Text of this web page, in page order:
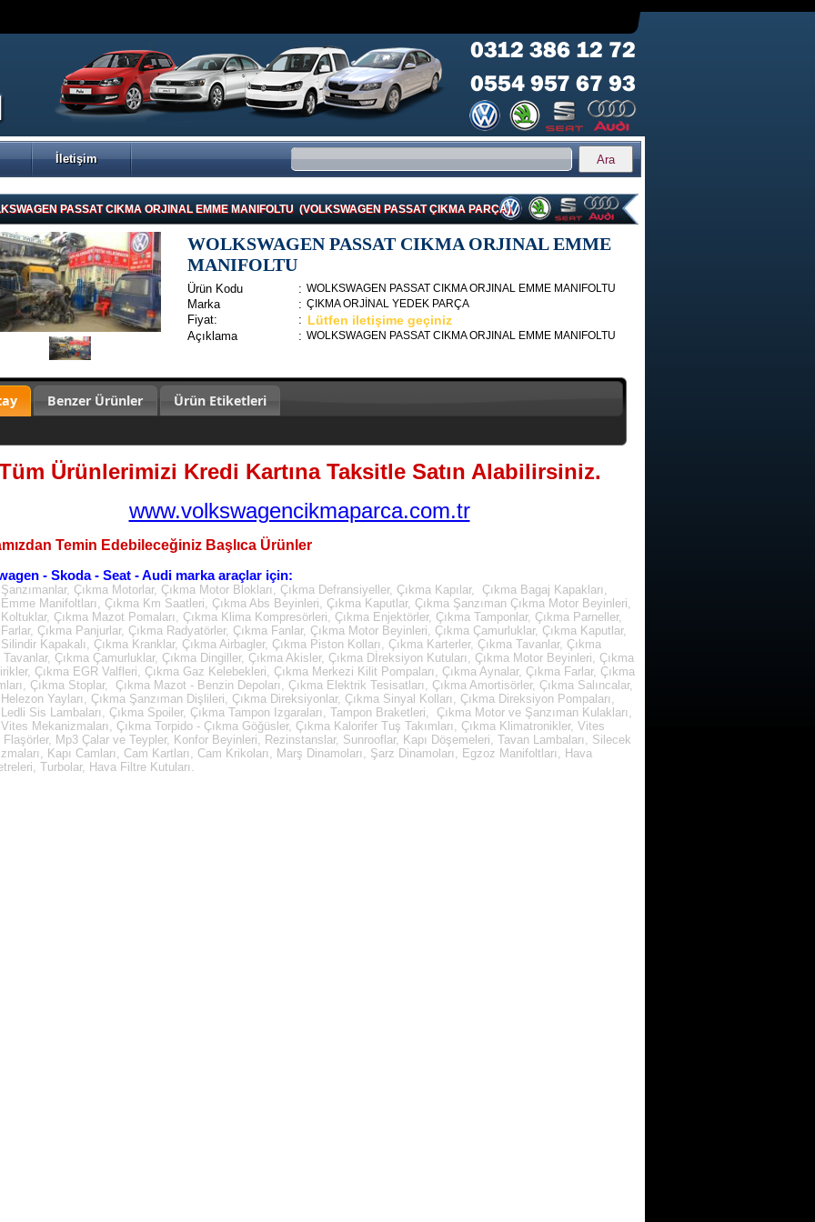
İletişim
PASSAT CIKMA ORJINAL EMME MANIFOLTU (VOLKSWAGEN PASSAT ÇIKMA PARÇA)
WOLKSWAGEN PASSAT CIKMA ORJINAL EMME
MANIFOLTU
Ürün Kodu : WOLKSWAGEN PASSAT CIKMA ORJINAL EMME MANIFOLTU
Marka : ÇIKMA ORJİNAL YEDEK PARÇA
Fiyat: : Lütfen iletişime geçiniz
Açıklama : WOLKSWAGEN PASSAT CIKMA ORJINAL EMME MANIFOLTU
Benzer Ürünler Ürün Etiketleri
Ürünlerimizi Kredi Kartına Taksitle Satın Alabilirsiniz.
www.volkswagencikmaparca.com.tr
Temin Edebileceğiniz Başlıca Ürünler
- Skoda - Seat - Audi marka araçlar için:
Çıkma Motorlar, Çıkma Motor Blokları, Çıkma Defransiyeller, Çıkma Kapılar, Çıkma Bagaj Kapakları,
Emme Manifoltları, Çıkma Km Saatleri, Çıkma Abs Beyinleri, Çıkma Kaputlar, Çıkma Şanzıman Çıkma Motor Beyinleri,
Koltuklar, Çıkma Mazot Pomaları, Çıkma Klima Kompresörleri, Çıkma Enjektörler, Çıkma Tamponlar, Çıkma Parneller,
Farlar, Çıkma Panjurlar, Çıkma Radyatörler, Çıkma Fanlar, Çıkma Motor Beyinleri, Çıkma Çamurluklar, Çıkma Kaputlar,
Kapakalı, Çıkma Kranklar, Çıkma Airbagler, Çıkma Piston Kolları, Çıkma Karterler, Çıkma Tavanlar, Çıkma
Tavanlar, Çıkma Çamurluklar, Çıkma Dingiller, Çıkma Akisler, Çıkma Dİreksiyon Kutuları, Çıkma Motor Beyinleri, Çıkma
Çıkma EGR Valfleri, Çıkma Gaz Kelebekleri, Çıkma Merkezi Kilit Pompaları, Çıkma Aynalar, Çıkma Farlar, Çıkma
Çıkma Stoplar, Çıkma Mazot - Benzin Depoları, Çıkma Elektrik Tesisatları, Çıkma Amortisörler, Çıkma Salıncalar,
Helezon Yayları, Çıkma Şanzıman Dişlileri, Çıkma Direksiyonlar, Çıkma Sinyal Kolları, Çıkma Direksiyon Pompaları,
Ledli Sis Lambaları, Çıkma Spoiler, Çıkma Tampon Izgaraları, Tampon Braketleri, Çıkma Motor ve Şanzıman Kulakları,
Vites Mekanizmaları, Çıkma Torpido - Çıkma Göğüsler, Çıkma Kalorifer Tuş Takımları, Çıkma Klimatronikler, Vites
Flaşörler, Mp3 Çalar ve Teypler, Konfor Beyinleri, Rezinstanslar, Sunrooflar, Kapı Döşemeleri, Tavan Lambaları, Silecek
Kapı Camları, Cam Kartları, Cam Krikoları, Marş Dinamoları, Şarz Dinamoları, Egzoz Manifoltları, Hava
Turbolar, Hava Filtre Kutuları.